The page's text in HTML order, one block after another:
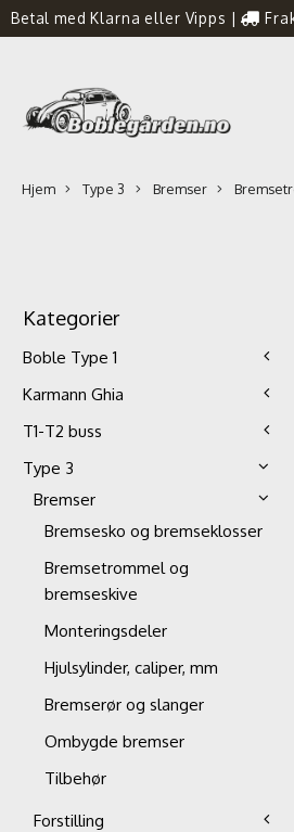
Betal med Klarna eller Vipps |
Hjem Type 3 Bremser
Kategorier
Boble Type 1
Karmann Ghia
T1-T2 buss
Type 3
Bremser
Bremsesko og bremseklosser
Bremsetrommel og
bremseskive
Monteringsdeler
Hjulsylinder, caliper, mm
Bremserør og slanger
Ombygde bremser
Tilbehør
Forstilling